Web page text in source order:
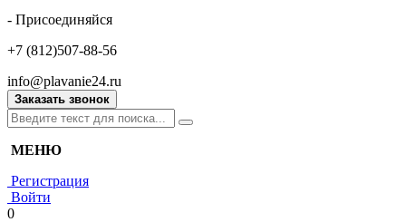
- Присоединяйся
+7 (812)507-88-56
info@plavanie24.ru
Заказать звонок
МЕНЮ
Регистрация
Войти
0